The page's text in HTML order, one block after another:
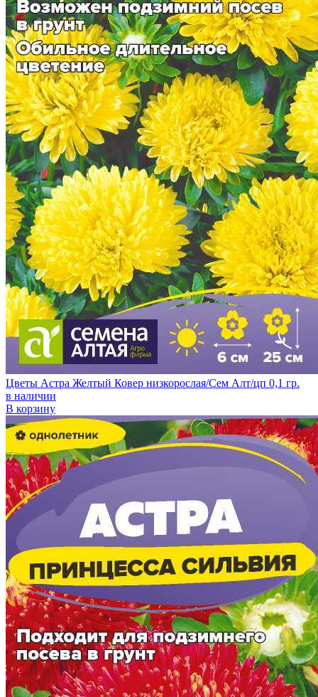
Цветы Астра Желтый Ковер низкорослая/Сем Алт/цп 0,1 гр.
в наличии
В корзину